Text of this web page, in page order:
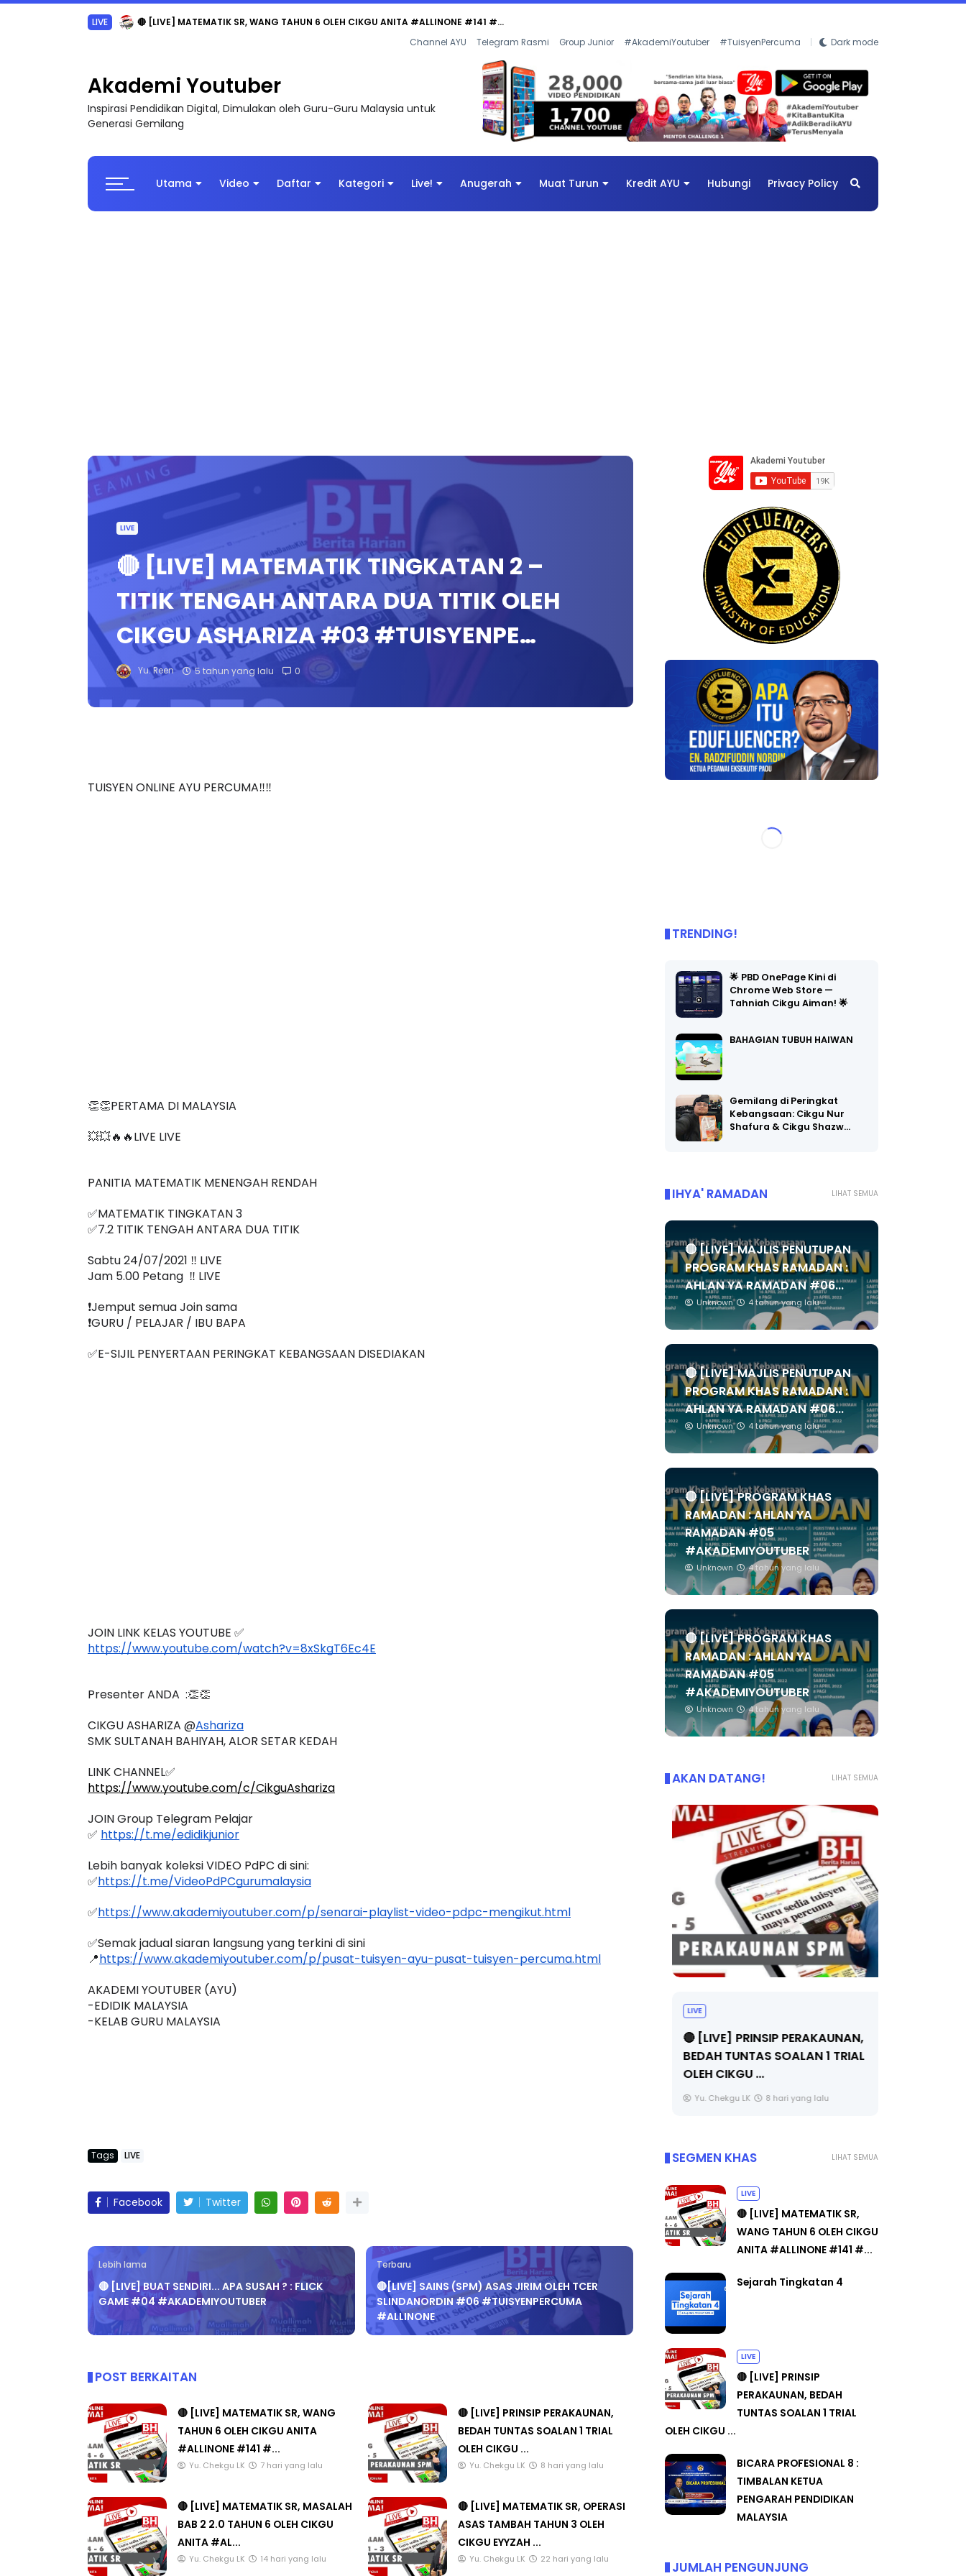
LIVE 🔴 [LIVE] MATEMATIK SR, WANG TAHUN 6 OLEH CIKGU ANITA #ALLINONE #141 #...
Channel AYU Telegram Rasmi Group Junior #AkademiYoutuber #TuisyenPercuma Dark mode
Akademi Youtuber
Inspirasi Pendidikan Digital, Dimulakan oleh Guru-Guru Malaysia untuk
Generasi Gemilang
Utama Video Daftar Kategori Live! Anugerah Muat Turun Kredit AYU Hubungi Privacy Policy
LIVE
🔴 [LIVE] MATEMATIK TINGKATAN 2 –
TITIK TENGAH ANTARA DUA TITIK OLEH
CIKGU ASHARIZA #03 #TUISYENPE…
Yu. Reen 5 tahun yang lalu 0
TUISYEN ONLINE AYU PERCUMA‼️‼️
👏👏PERTAMA DI MALAYSIA
💥💥🔥🔥LIVE LIVE
PANITIA MATEMATIK MENENGAH RENDAH
✅MATEMATIK TINGKATAN 3
✅7.2 TITIK TENGAH ANTARA DUA TITIK
Sabtu 24/07/2021 ‼️ LIVE
Jam 5.00 Petang  ‼️ LIVE
❗️Jemput semua Join sama
❗️GURU / PELAJAR / IBU BAPA
✅E-SIJIL PENYERTAAN PERINGKAT KEBANGSAAN DISEDIAKAN
JOIN LINK KELAS YOUTUBE ✅
https://www.youtube.com/watch?v=8xSkgT6Ec4E
Presenter ANDA  :👏👏
CIKGU ASHARIZA @Ashariza
SMK SULTANAH BAHIYAH, ALOR SETAR KEDAH
LINK CHANNEL✅
https://www.youtube.com/c/CikguAshariza
JOIN Group Telegram Pelajar
✅ https://t.me/edidikjunior
Lebih banyak koleksi VIDEO PdPC di sini:
✅https://t.me/VideoPdPCgurumalaysia
✅https://www.akademiyoutuber.com/p/senarai-playlist-video-pdpc-mengikut.html
✅Semak jadual siaran langsung yang terkini di sini
📍https://www.akademiyoutuber.com/p/pusat-tuisyen-ayu-pusat-tuisyen-percuma.html
AKADEMI YOUTUBER (AYU)
-EDIDIK MALAYSIA
-KELAB GURU MALAYSIA
Tags LIVE
Facebook Twitter
Lebih lama
🔴 [LIVE] BUAT SENDIRI... APA SUSAH ? : FLICK
GAME #04 #AKADEMIYOUTUBER
Terbaru
🔴[LIVE] SAINS (SPM) ASAS JIRIM OLEH TCER
SLINDANORDIN #06 #TUISYENPERCUMA
#ALLINONE
POST BERKAITAN
🔴 [LIVE] MATEMATIK SR, WANG
TAHUN 6 OLEH CIKGU ANITA
#ALLINONE #141 #...
Yu. Chekgu LK 7 hari yang lalu
🔴 [LIVE] PRINSIP PERAKAUNAN,
BEDAH TUNTAS SOALAN 1 TRIAL
OLEH CIKGU ...
Yu. Chekgu LK 8 hari yang lalu
🔴 [LIVE] MATEMATIK SR, MASALAH
BAB 2 2.0 TAHUN 6 OLEH CIKGU
ANITA #AL...
Yu. Chekgu LK 14 hari yang lalu
🔴 [LIVE] MATEMATIK SR, OPERASI
ASAS TAMBAH TAHUN 3 OLEH
CIKGU EYYZAH ...
Yu. Chekgu LK 22 hari yang lalu
TRENDING!
🌟 PBD OnePage Kini di
Chrome Web Store —
Tahniah Cikgu Aiman! 🌟
BAHAGIAN TUBUH HAIWAN
Gemilang di Peringkat
Kebangsaan: Cikgu Nur
Shafura & Cikgu Shazw…
LIHAT SEMUA
IHYA' RAMADAN
🔴 [LIVE] MAJLIS PENUTUPAN
PROGRAM KHAS RAMADAN :
AHLAN YA RAMADAN #06...
Unknown 4 tahun yang lalu
🔴 [LIVE] MAJLIS PENUTUPAN
PROGRAM KHAS RAMADAN :
AHLAN YA RAMADAN #06...
Unknown 4 tahun yang lalu
🔴 [LIVE] PROGRAM KHAS
RAMADAN : AHLAN YA
RAMADAN #05
#AKADEMIYOUTUBER
Unknown 4 tahun yang lalu
🔴 [LIVE] PROGRAM KHAS
RAMADAN : AHLAN YA
RAMADAN #05
#AKADEMIYOUTUBER
Unknown 4 tahun yang lalu
LIHAT SEMUA
AKAN DATANG!
KORPORAT 3 : PROGRAM
LIVE
🔴 [LIVE] PRINSIP PERAKAUNAN,
BEDAH TUNTAS SOALAN 1 TRIAL
OLEH CIKGU ...
Yu. Chekgu LK 8 hari yang lalu
LIHAT SEMUA
SEGMEN KHAS
LIVE
🔴 [LIVE] MATEMATIK SR,
WANG TAHUN 6 OLEH CIKGU
ANITA #ALLINONE #141 #...
Sejarah Tingkatan 4
LIVE
🔴 [LIVE] PRINSIP
PERAKAUNAN, BEDAH
TUNTAS SOALAN 1 TRIAL
OLEH CIKGU ...
BICARA PROFESIONAL 8 :
TIMBALAN KETUA
PENGARAH PENDIDIKAN
MALAYSIA
JUMLAH PENGUNJUNG